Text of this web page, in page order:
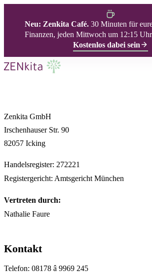
Neu: Zenkita Café.30 Minuten für
Finanzen, jeden Mittwoch um 12:15
Kostenlos dabei sein
Zenkita GmbH
Irschenhauser Str. 90
82057 Icking
Handelsregister: 272221
Registergericht: Amtsgericht München
Vertreten durch:
Nathalie Faure
Kontakt
Telefon: 08178 â 9969 245